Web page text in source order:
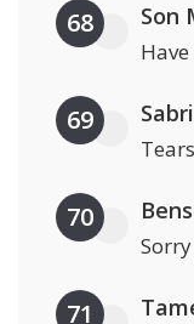
68 Son
69
Tears
70
71